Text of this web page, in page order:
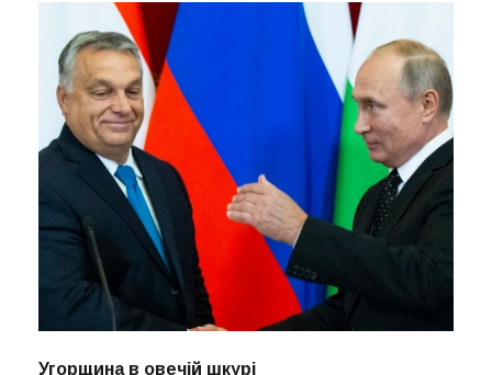
Угорщина в овечій шкурі